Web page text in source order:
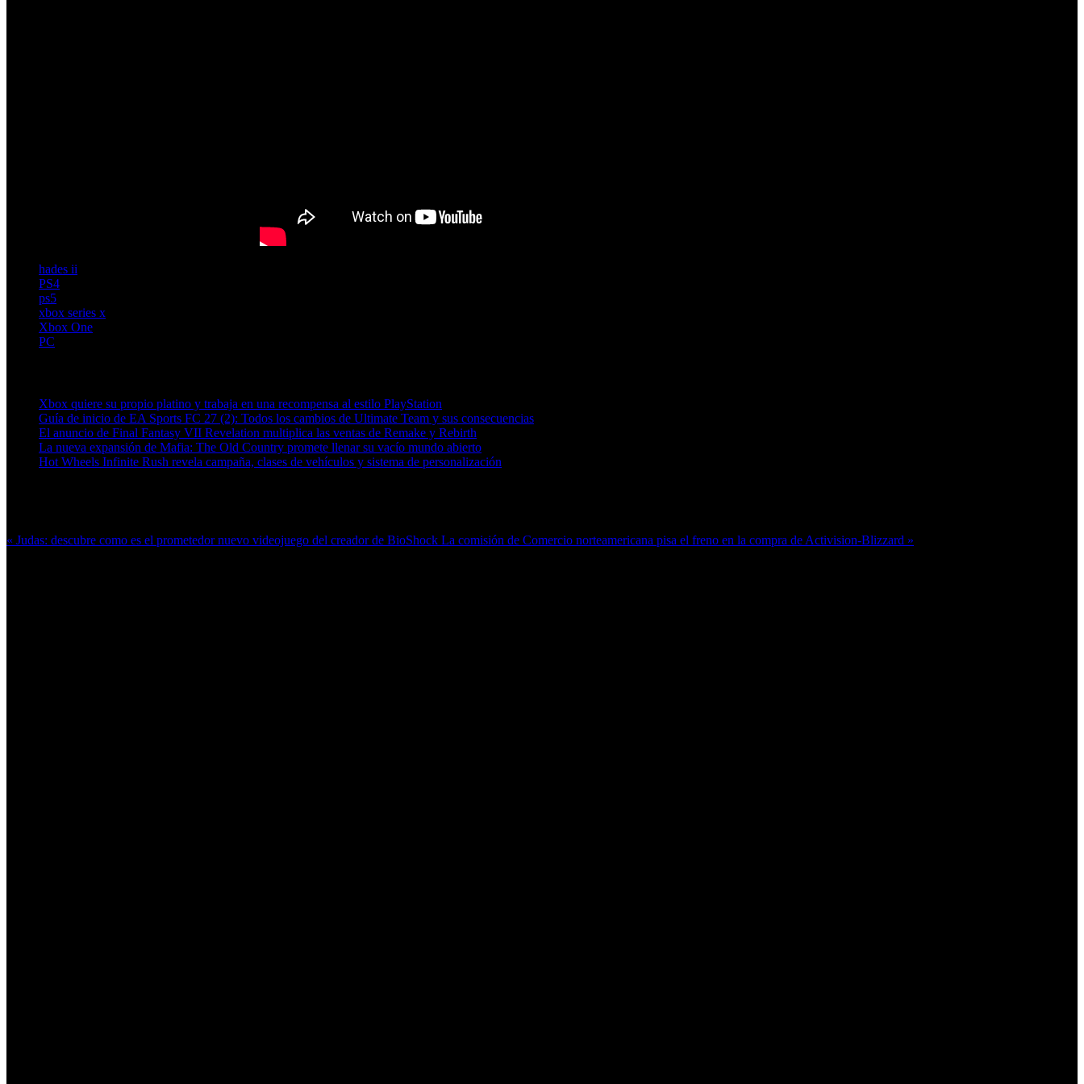
hades ii
PS4
ps5
xbox series x
Xbox One
PC
Xbox quiere su propio platino y trabaja en una recompensa al estilo PlayStation
Guía de inicio de EA Sports FC 27 (2): Todos los cambios de Ultimate Team y sus consecuencias
El anuncio de Final Fantasy VII Revelation multiplica las ventas de Remake y Rebirth
La nueva expansión de Mafia: The Old Country promete llenar su vacío mundo abierto
Hot Wheels Infinite Rush revela campaña, clases de vehículos y sistema de personalización
« Judas: descubre como es el prometedor nuevo videojuego del creador de BioShock La comisión de Comercio norteamericana pisa el freno en la compra de Activision-Blizzard »